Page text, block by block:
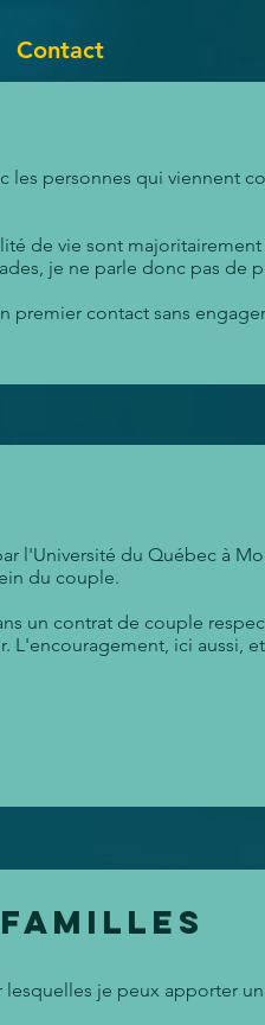
Contact
les personnes qui viennent
de vie sont
je ne parle donc pas de
premier contact sans
l'Université du Québec à
du couple.
un contrat de couple
ici aussi,
je peux apporter